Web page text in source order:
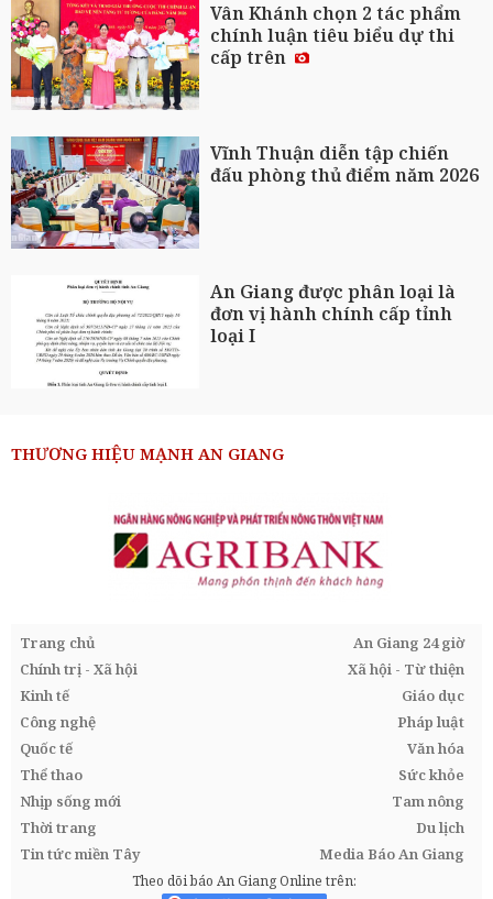
Vân Khánh chọn 2 tác phẩm
chính luận tiêu biểu dự thi
cấp trên
Vĩnh Thuận diễn tập chiến
đấu phòng thủ điểm năm 2026
An Giang được phân loại là
đơn vị hành chính cấp tỉnh
loại I
THƯƠNG HIỆU MẠNH AN GIANG
Trang chủ
An Giang 24 giờ
Chính trị - Xã hội
Xã hội - Từ thiện
Kinh tế
Giáo dục
Công nghệ
Pháp luật
Quốc tế
Văn hóa
Thể thao
Sức khỏe
Nhịp sống mới
Tam nông
Thời trang
Du lịch
Tin tức miền Tây
Media Báo An Giang
Theo dõi báo An Giang Online trên: